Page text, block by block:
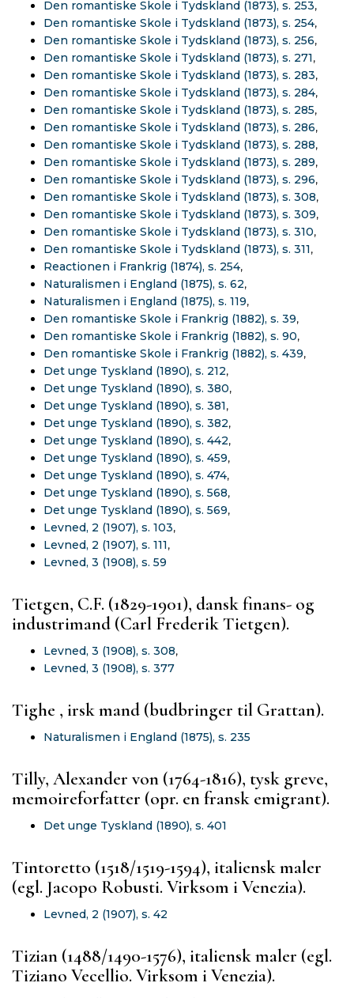
Den romantiske Skole i Tydskland (1873), s. 253,
Den romantiske Skole i Tydskland (1873), s. 254,
Den romantiske Skole i Tydskland (1873), s. 256,
Den romantiske Skole i Tydskland (1873), s. 271,
Den romantiske Skole i Tydskland (1873), s. 283,
Den romantiske Skole i Tydskland (1873), s. 284,
Den romantiske Skole i Tydskland (1873), s. 285,
Den romantiske Skole i Tydskland (1873), s. 286,
Den romantiske Skole i Tydskland (1873), s. 288,
Den romantiske Skole i Tydskland (1873), s. 289,
Den romantiske Skole i Tydskland (1873), s. 296,
Den romantiske Skole i Tydskland (1873), s. 308,
Den romantiske Skole i Tydskland (1873), s. 309,
Den romantiske Skole i Tydskland (1873), s. 310,
Den romantiske Skole i Tydskland (1873), s. 311,
Reactionen i Frankrig (1874), s. 254,
Naturalismen i England (1875), s. 62,
Naturalismen i England (1875), s. 119,
Den romantiske Skole i Frankrig (1882), s. 39,
Den romantiske Skole i Frankrig (1882), s. 90,
Den romantiske Skole i Frankrig (1882), s. 439,
Det unge Tyskland (1890), s. 212,
Det unge Tyskland (1890), s. 380,
Det unge Tyskland (1890), s. 381,
Det unge Tyskland (1890), s. 382,
Det unge Tyskland (1890), s. 442,
Det unge Tyskland (1890), s. 459,
Det unge Tyskland (1890), s. 474,
Det unge Tyskland (1890), s. 568,
Det unge Tyskland (1890), s. 569,
Levned, 2 (1907), s. 103,
Levned, 2 (1907), s. 111,
Levned, 3 (1908), s. 59
Tietgen, C.F. (1829-1901), dansk finans- og
industrimand (Carl Frederik Tietgen).
Levned, 3 (1908), s. 308,
Levned, 3 (1908), s. 377
Tighe , irsk mand (budbringer til Grattan).
Naturalismen i England (1875), s. 235
Tilly, Alexander von (1764-1816), tysk greve,
memoireforfatter (opr. en fransk emigrant).
Det unge Tyskland (1890), s. 401
Tintoretto (1518/1519-1594), italiensk maler
(egl. Jacopo Robusti. Virksom i Venezia).
Levned, 2 (1907), s. 42
Tizian (1488/1490-1576), italiensk maler (egl.
Tiziano Vecellio. Virksom i Venezia).